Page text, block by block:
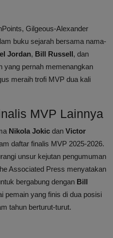
Gilgeous-Alexander
buku sejarah bersama nama-
Jordan, Bill Russell, dan
yang pernah memenangkan
meraih trofi MVP dua kali
MVP Lainnya
Nikola Jokic dan Victor
daftar finalis MVP 2025-2026.
unsur kejutan pengumuman
Associated Press menyatakan
bergabung dengan Bill
pemain yang finis di dua posisi
tahun berturut-turut.